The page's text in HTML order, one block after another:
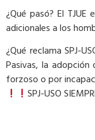
¿Qué pasó? El
adicionales a los
¿Qué reclama SPJ-
Pasivas, la
forzoso o por
SPJ-USO